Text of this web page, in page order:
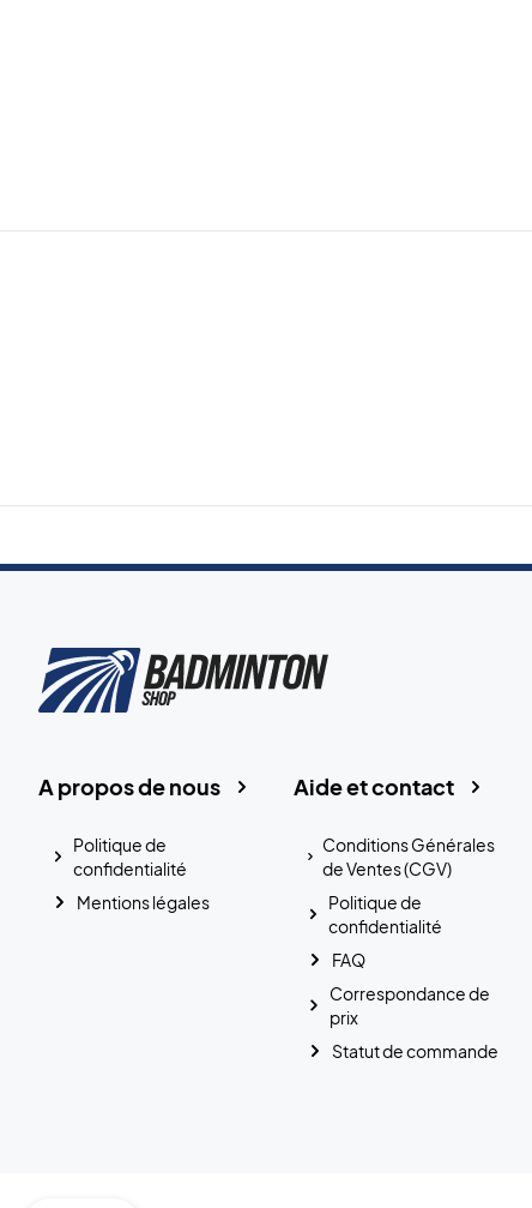
Aide et contact
Conditions Générales
de Ventes (CGV)
Politique de
confidentialité
FAQ
Correspondance de
prix
Statut de commande
A propos de nous
Politique de
confidentialité
Mentions légales